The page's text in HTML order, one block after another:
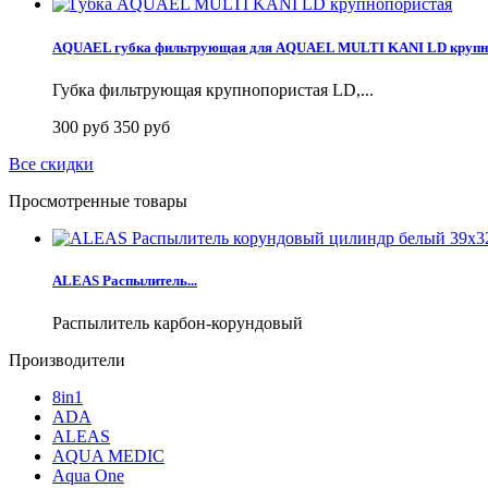
AQUAEL губка фильтрующая для AQUAEL MULTI KANI LD
Губка фильтрующая крупнопористая LD,...
300 руб 350 руб
Все скидки
Просмотренные товары
ALEAS Распылитель...
Распылитель карбон-корундовый
Производители
8in1
ADA
ALEAS
AQUA MEDIC
Aqua One